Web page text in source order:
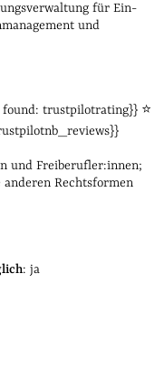
für Ein-
und
trustpilotrating}} ⭐️
und Freiberufler:innen;
Rechtsformen
: ja